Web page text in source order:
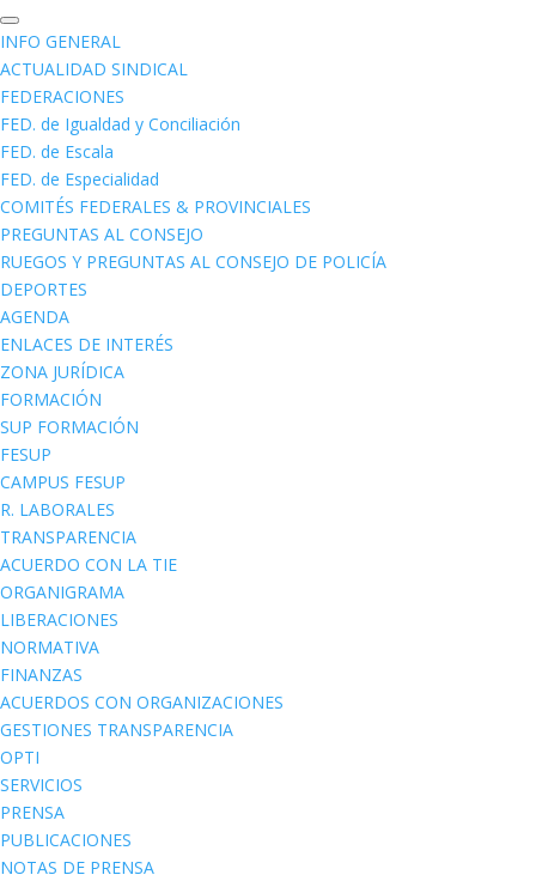
INFO GENERAL
ACTUALIDAD SINDICAL
FEDERACIONES
FED. de Igualdad y Conciliación
FED. de Escala
FED. de Especialidad
COMITÉS FEDERALES & PROVINCIALES
PREGUNTAS AL CONSEJO
RUEGOS Y PREGUNTAS AL CONSEJO DE POLICÍA
DEPORTES
AGENDA
ENLACES DE INTERÉS
ZONA JURÍDICA
FORMACIÓN
SUP FORMACIÓN
FESUP
CAMPUS FESUP
R. LABORALES
TRANSPARENCIA
ACUERDO CON LA TIE
ORGANIGRAMA
LIBERACIONES
NORMATIVA
FINANZAS
ACUERDOS CON ORGANIZACIONES
GESTIONES TRANSPARENCIA
OPTI
SERVICIOS
PRENSA
PUBLICACIONES
NOTAS DE PRENSA